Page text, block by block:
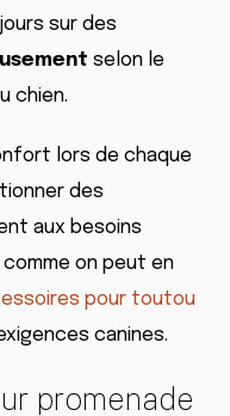
sur des
selon le
chien.
lors de chaque
des
aux besoins
on peut en
pour toutou
canines.
promenade